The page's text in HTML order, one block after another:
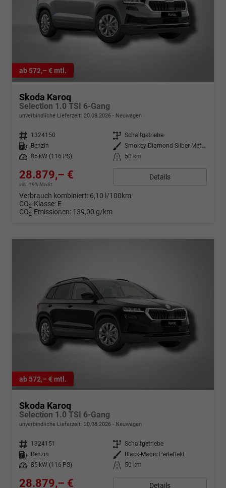
ab 572,– € mtl.
Skoda Karoq
Selection 1.0 TSI 6-Gang
unverbindliche Lieferzeit: 20.08.2026 Neuwagen
Fahrzeugnr. 1324150 Getriebe Schaltgetriebe
Kraftstoff
Benzin Außenfarbe
Smokey Diamond Silber Metallic
Leistung
85 kW (116 PS) Kilometerstand 50 km
28.879,– €
incl. 19% MwSt.
Details
Verbrauch kombiniert: 6,10 l/100km
CO2-Klasse: E
CO2-Emissionen: 139,00 g/km
ab 572,– € mtl.
Skoda Karoq
Selection 1.0 TSI 6-Gang
unverbindliche Lieferzeit: 20.08.2026 Neuwagen
Fahrzeugnr. 1324151 Getriebe Schaltgetriebe
Kraftstoff
Benzin Außenfarbe
Black-Magic Perleffekt
Leistung
85 kW (116 PS) Kilometerstand 50 km
28.879,– € Details